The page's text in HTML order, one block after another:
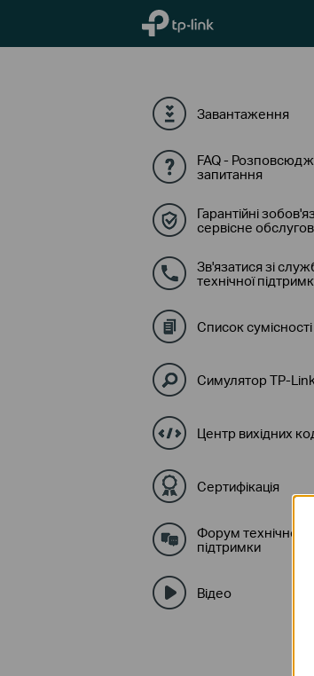
TP-Link, Reliably Smart
Завантаження
FAQ -
запитання
Гарантійні
сервісне
Зв'язатися зі
технічної
Список сумісності
Симулятор TP-Link
Центр вихідних
Сертифікація
Форум технічної
підтримки
Відео